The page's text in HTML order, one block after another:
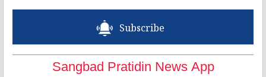
Subscribe
Sangbad Pratidin News App